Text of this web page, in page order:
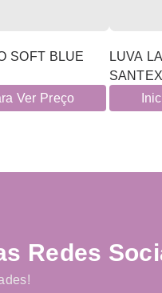
SOFT BLUE
Ver Preço
LUVA
Redes